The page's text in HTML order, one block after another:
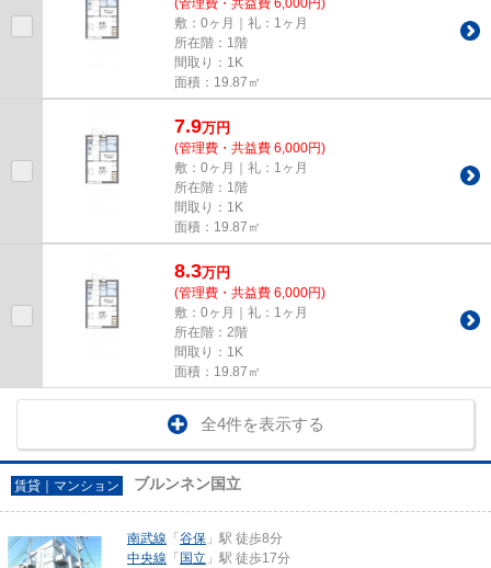
(管理費・共益費 6,000円)
敷：0ヶ月｜礼：1ヶ月
所在階：1階
間取り：1K
面積：19.87㎡
7.9万円
(管理費・共益費 6,000円)
敷：0ヶ月｜礼：1ヶ月
所在階：1階
間取り：1K
面積：19.87㎡
8.3万円
(管理費・共益費 6,000円)
敷：0ヶ月｜礼：1ヶ月
所在階：2階
間取り：1K
面積：19.87㎡
全4件を表示する
賃貸｜マンション ブルンネン国立
南武線 「 谷保 」駅 徒歩8分
中央線 「 国立 」駅 徒歩17分